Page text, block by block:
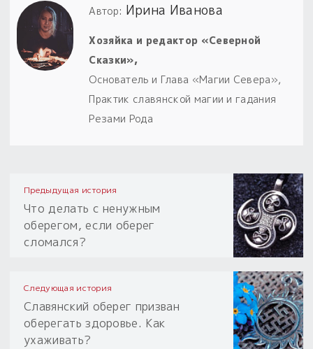
Автор: Ирина Иванова
Хозяйка и редактор «Северной
Сказки»,
Основатель и Глава «Магии Севера»,
Практик славянской магии и гадания
Резами Рода
Предыдущая история
Что делать с ненужным
оберегом, если оберег
сломался?
Следующая история
Славянский оберег призван
оберегать здоровье. Как
ухаживать?